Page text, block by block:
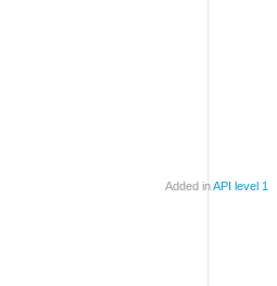
Added inAPI level 1